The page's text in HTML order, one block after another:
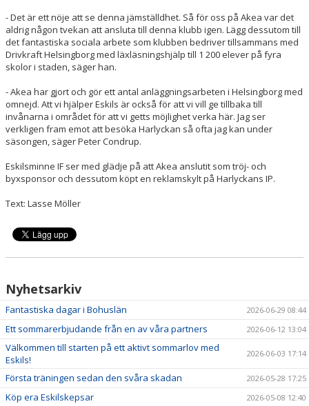
- Det är ett nöje att se denna jämställdhet. Så för oss på Akea var det
aldrig någon tvekan att ansluta till denna klubb igen. Lägg dessutom till
det fantastiska sociala arbete som klubben bedriver tillsammans med
Drivkraft Helsingborg med läxläsningshjälp till 1 200 elever på fyra
skolor i staden, säger han.
- Akea har gjort och gör ett antal anläggningsarbeten i Helsingborg med
omnejd. Att vi hjälper Eskils är också för att vi vill ge tillbaka till
invånarna i området för att vi getts möjlighet verka här. Jag ser
verkligen fram emot att besöka Harlyckan så ofta jag kan under
säsongen, säger Peter Condrup.
Eskilsminne IF ser med glädje på att Akea anslutit som tröj- och
byxsponsor och dessutom köpt en reklamskylt på Harlyckans IP.
Text: Lasse Möller
Nyhetsarkiv
Fantastiska dagar i Bohuslän 2026-06-29 08:44
Ett sommarerbjudande från en av våra partners 2026-06-12 13:04
Välkommen till starten på ett aktivt sommarlov med
Eskils!
2026-06-03 17:14
Första träningen sedan den svåra skadan 2026-05-28 17:25
Köp era Eskilskepsar 2026-05-08 12:40